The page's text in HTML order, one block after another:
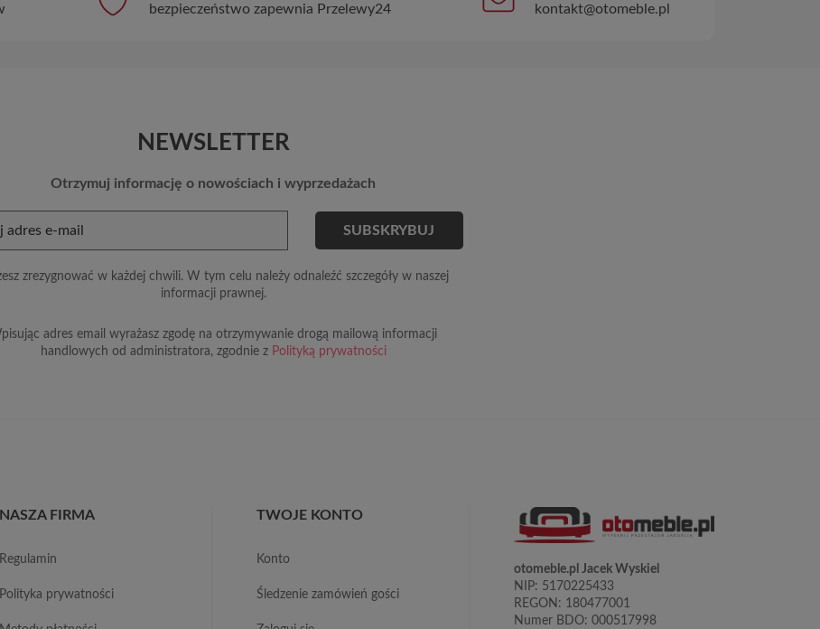
bezpieczeństwo zapewnia Przelewy24
kontakt@otomeble.pl
NEWSLETTER
Otrzymuj informację o nowościach i wyprzedażach
zrezygnować w każdej chwili. W tym celu należy odnaleźć szczegóły w naszej
informacji prawnej.
adres email wyrażasz zgodę na otrzymywanie drogą mailową informacji
handlowych od administratora, zgodnie z Polityką prywatności
NASZA FIRMA
regulamin
polityka prywatności
TWOJE KONTO
konto
śledzenie zamówień gości
otomeble.pl Jacek Wyskiel
NIP: 5170225433
REGON: 180477001
Numer BDO: 000517998